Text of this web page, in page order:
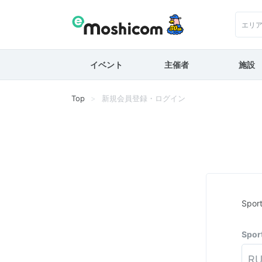
エリ
イベント 主催者 施設
Top 新規会員登録・ログイン